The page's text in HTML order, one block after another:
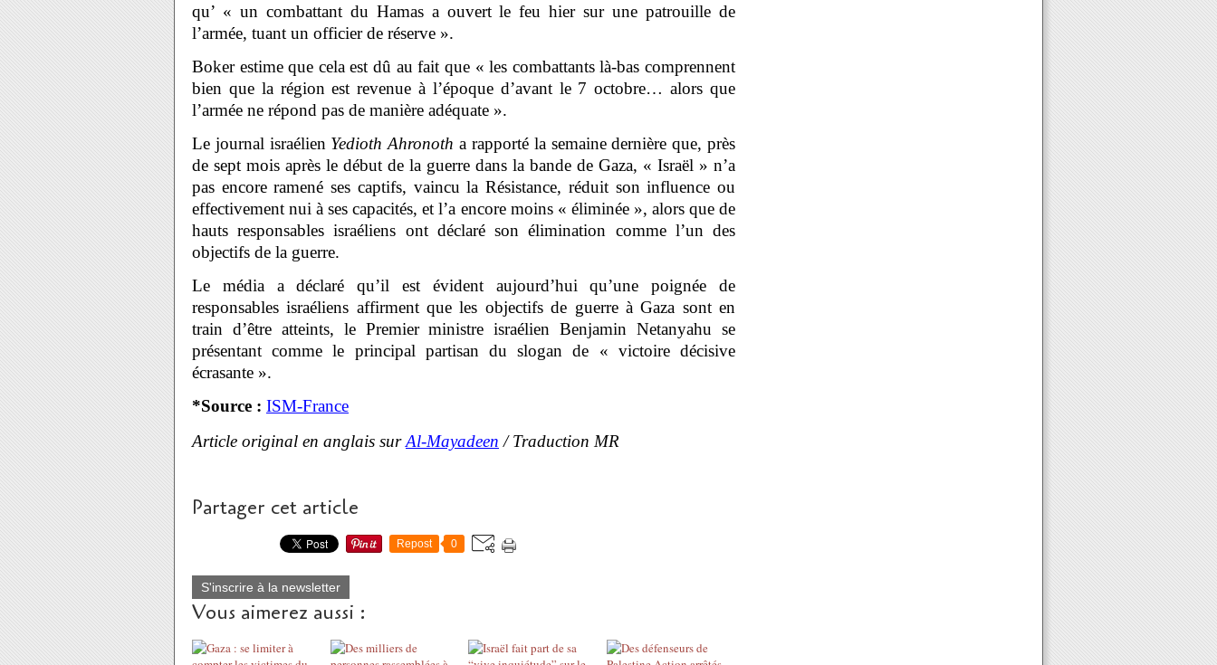
qu’ « un combattant du Hamas a ouvert le feu hier sur une patrouille de
l’armée, tuant un officier de réserve ».
Boker estime que cela est dû au fait que « les combattants là-bas comprennent
bien que la région est revenue à l’époque d’avant le 7 octobre… alors que
l’armée ne répond pas de manière adéquate ».
Le journal israélien Yedioth Ahronoth a rapporté la semaine dernière que, près
de sept mois après le début de la guerre dans la bande de Gaza, « Israël » n’a
pas encore ramené ses captifs, vaincu la Résistance, réduit son influence ou
effectivement nui à ses capacités, et l’a encore moins « éliminée », alors que de
hauts responsables israéliens ont déclaré son élimination comme l’un des
objectifs de la guerre.
Le média a déclaré qu’il est évident aujourd’hui qu’une poignée de
responsables israéliens affirment que les objectifs de guerre à Gaza sont en
train d’être atteints, le Premier ministre israélien Benjamin Netanyahu se
présentant comme le principal partisan du slogan de « victoire décisive
écrasante ».
*Source : ISM-France
Article original en anglais surAl-Mayadeen / Traduction MR
Partager cet article
Repost 0
S'inscrire à la newsletter
Vous aimerez aussi :